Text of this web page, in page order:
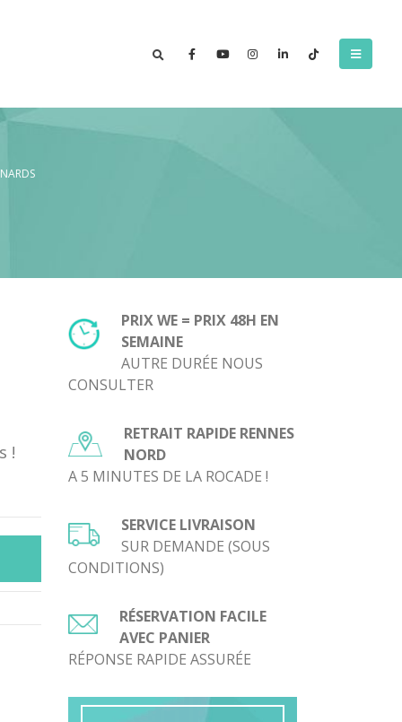
!
PRIX WE = PRIX 48H EN
SEMAINE
AUTRE DURÉE NOUS
CONSULTER
RETRAIT RAPIDE RENNES
NORD
A 5 MINUTES DE LA ROCADE !
SERVICE LIVRAISON
SUR DEMANDE (SOUS
CONDITIONS)
RÉSERVATION FACILE
AVEC PANIER
RÉPONSE RAPIDE ASSURÉE